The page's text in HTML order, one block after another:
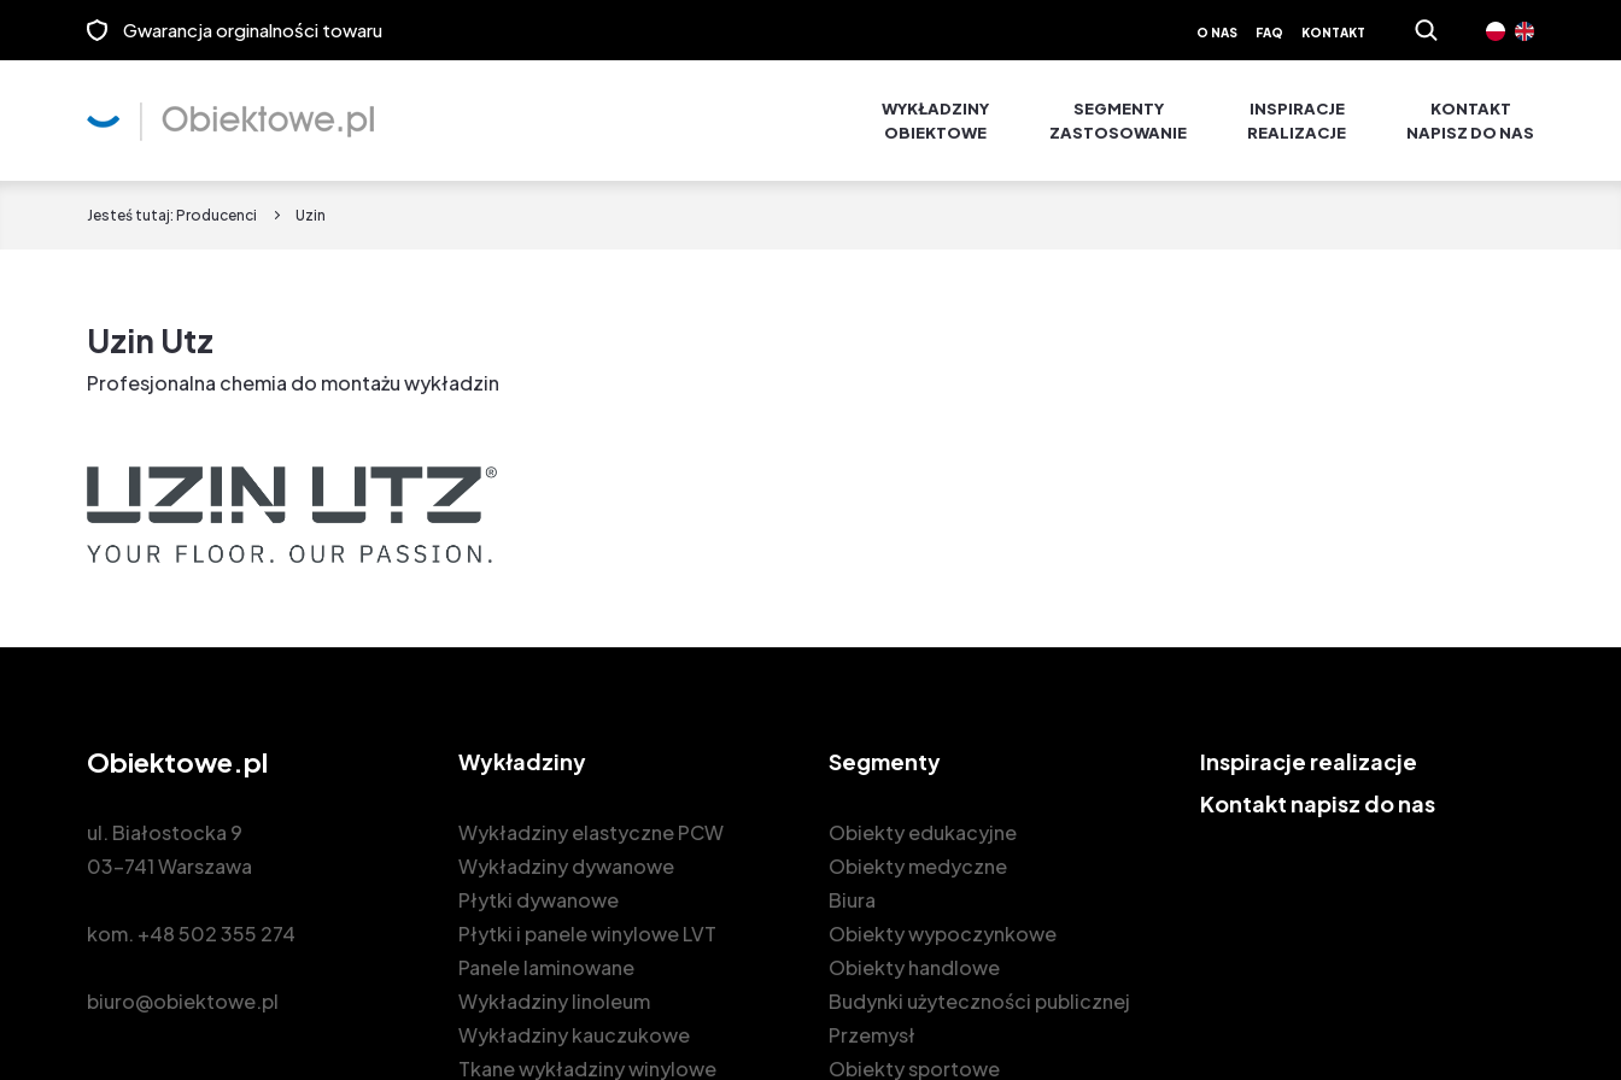
Gwarancja orginalności towaru O NAS FAQ KONTAKT
WYKŁADZINY
OBIEKTOWE
SEGMENTY
ZASTOSOWANIE
INSPIRACJE
REALIZACJE
KONTAKT
NAPISZ DO NAS
Jesteś tutaj: Producenci Uzin
Uzin Utz
Profesjonalna chemia do montażu wykładzin
Obiektowe.pl
ul. Białostocka 9
03-741 Warszawa
kom. +48 502 355 274
biuro@obiektowe.pl
Wykładziny
Wykładziny elastyczne PCW
Wykładziny dywanowe
Płytki dywanowe
Płytki i panele winylowe LVT
Panele laminowane
Wykładziny linoleum
Wykładziny kauczukowe
Tkane wykładziny winylowe
Segmenty
Obiekty edukacyjne
Obiekty medyczne
Biura
Obiekty wypoczynkowe
Obiekty handlowe
Budynki użyteczności publicznej
Przemysł
Obiekty sportowe
Inspiracje realizacje
Kontakt napisz do nas